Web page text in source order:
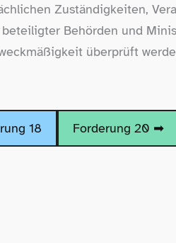
Zuständigkeiten,
Behörden und
überprüft
18 Forderung 20 ➡